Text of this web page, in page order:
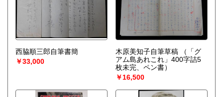
西脇順三郎自筆書簡
￥33,000
木原美知子自筆草稿
（「グ
アム島あれこれ」400字詰5
枚未完、ペン書）
￥16,500